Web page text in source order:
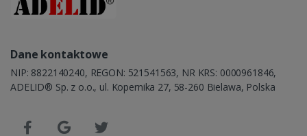
Dane kontaktowe
NIP: 8822140240, REGON: 521541563, NR KRS: 0000961846,
ADELID® Sp. z o.o., ul. Kopernika 27, 58-260 Bielawa, Polska